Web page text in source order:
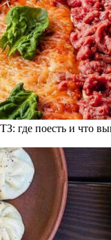
где поесть и что